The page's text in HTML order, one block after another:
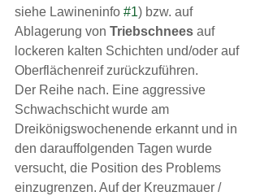
siehe Lawineninfo #1) bzw. auf
Ablagerung von Triebschnees auf
lockeren kalten Schichten und/oder auf
Oberflächenreif zurückzuführen.
Der Reihe nach. Eine aggressive
Schwachschicht wurde am
Dreikönigswochenende erkannt und in
den darauffolgenden Tagen wurde
versucht, die Position des Problems
einzugrenzen. Auf der Kreuzmauer /